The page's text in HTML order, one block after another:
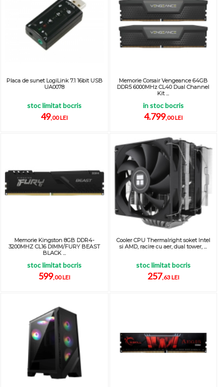
Placa de sunet LogiLink 7.1 16bit USB
UA0078
stoc limitat bocris
49,00 LEI
Memorie Corsair Vengeance 64GB
DDR5 6000MHz CL40 Dual Channel
Kit ...
in stoc bocris
4.799,00 LEI
Memorie Kingston 8GB DDR4-
3200MHZ CL16 DIMM/FURY BEAST
BLACK ...
stoc limitat bocris
599,00 LEI
Cooler CPU Thermalright soket Intel
si AMD, racire cu aer, dual tower, ...
stoc limitat bocris
257,63 LEI